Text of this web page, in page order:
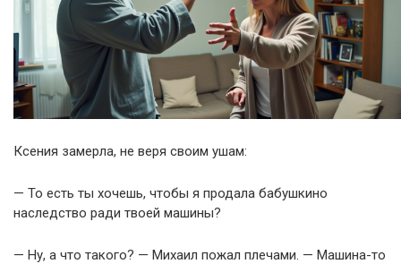
Ксения замерла, не веря своим ушам:
— То есть ты хочешь, чтобы я продала бабушкино
наследство ради твоей машины?
— Ну, а что такого? — Михаил пожал плечами. — Машина-то